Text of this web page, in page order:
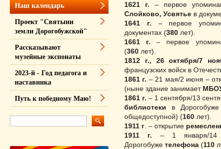
1621 г. – первое
Слойково, Усвятье в
1641 г. – первое
документах (380 лет).
1661 г. – первое
(360 лет).
1812 г., 26 октября/7
французских войск в
1861 г. – 21 мая/2 июня –
(ныне здание занимает
1861 г. – 1 сентября/13
библиотеки в
общедоступной) (160 лет).
1911 г . – открытие
1911 г. – 1 января/14
Дорогобуже телефона (110
Наш календарь
Проект "Святыни
земли Дорогобужской"
Рассказывают
музейные экспонаты
2023-й - Год педагога и
наставника
Путь к победному Маю!